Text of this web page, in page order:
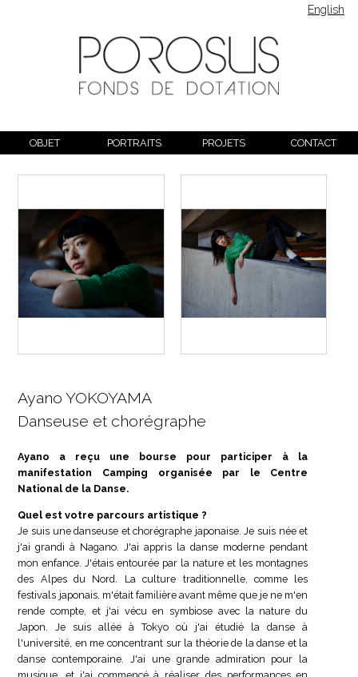
English
OBJET PORTRAITS PROJETS CONTACT
Ayano YOKOYAMA
Danseuse et chorégraphe
Ayano a reçu une bourse pour participer à la
manifestation Camping organisée par le Centre
National de la Danse.
Quel est votre parcours artistique ?
Je suis une danseuse et chorégraphe japonaise. Je suis née et
j'ai grandi à Nagano. J'ai appris la danse moderne pendant
mon enfance. J'étais entourée par la nature et les montagnes
des Alpes du Nord. La culture traditionnelle, comme les
festivals japonais, m'était familière avant même que je ne m'en
rende compte, et j'ai vécu en symbiose avec la nature du
Japon. Je suis allée à Tokyo où j'ai étudié la danse à
l'université, en me concentrant sur la théorie de la danse et la
danse contemporaine. J'ai une grande admiration pour la
musique, et j'ai commencé à réaliser des performances en